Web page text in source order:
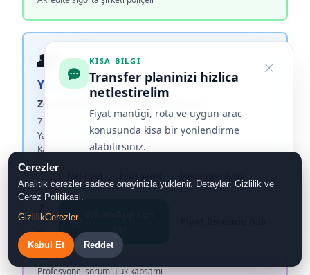
👥
Yolcu Sigortası
Zorunlu Koltuk Ferdi Kaza Sigortası
7 yolcu için tam kapsam
Yasal limit dahilinde koruma
Kaza senaryolarında tazminat
⚖️
Sorumluluk Sigortası
Üçüncü Şahıs Mali Mesuliyet
Profesyonel sorumluluk kapsamı
KISA BILGI
Transfer planinizi hizlica
netlestirelim
Fiyat mantigi, rota ve uygun arac
konusunda kisa bir yonlendirme
alabilirsiniz.
Cerezler
Analitik cerezler sadece onayinizla yuklenir. Detaylar: Gizlilik ve
Cerez Politikasi.
GizlilikCerezler
Kabul Et Reddet